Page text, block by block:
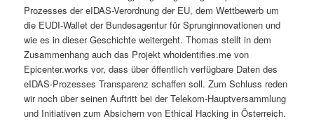
a
l
t
s
n
h
a
Prozesses der eIDAS-Verordnung der EU, dem Wettbewerb um
die EUDI-Wallet der Bundesagentur für Sprunginnovationen und
wie es in dieser Geschichte weitergeht. Thomas stellt in dem
Zusammenhang auch das Projekt whoidentifies.me von
Epicenter.works vor, dass über öffentlich verfügbare Daten des
eIDAS-Prozesses Transparenz schaffen soll. Zum Schluss reden
wir noch über seinen Auftritt bei der Telekom-Hauptversammlung
und Initiativen zum Absichern von Ethical Hacking in Österreich.